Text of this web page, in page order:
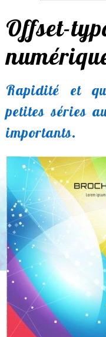
Offset-
Rapidité et
petites séries
importants.